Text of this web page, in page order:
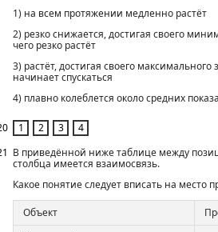
1) на всем протяжении медленно растёт
2) резко снижается, достигая своего
чего резко растёт
3) растёт, достигая своего максимального
начинает спускаться
4) плавно колеблется около средних
В приведённой ниже таблице между
столбца имеется взаимосвязь.
Какое понятие следует вписать на место
Объект